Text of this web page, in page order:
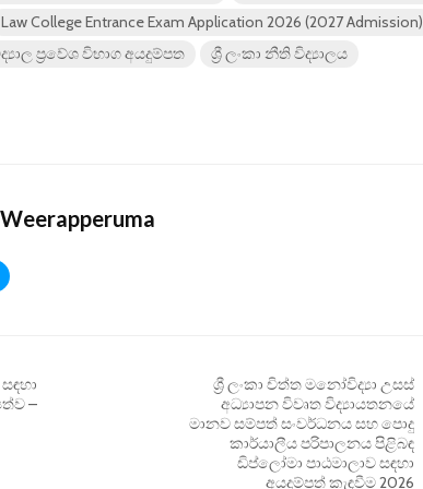
Law College Entrance Exam Application 2026 (2027 Admission)
ප්‍රවේශ විභාග අයදුම්පත
ශ්‍රී ලංකා නීති විද්‍යාලය
–
ශ්‍රී ලංකා චිත්ත මනෝවිද්‍යා උසස්
අධ්‍යාපන විවෘත විද්‍යායතනයේ
මානව සම්පත් සංවර්ධනය සහ පොදු
කාර්යාලීය පරිපාලනය පිළිබඳ
ඩිප්ලෝමා පාඨමාලාව සඳහා
අයදුම්පත් කැඳවීම 2026